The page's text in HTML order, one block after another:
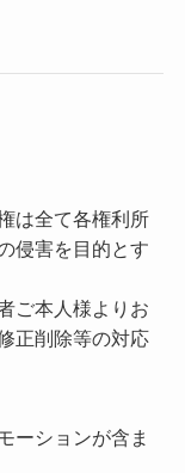
は全て各権利所
侵害を目的とす
ご本人様よりお
正削除等の対応
ーションが含ま